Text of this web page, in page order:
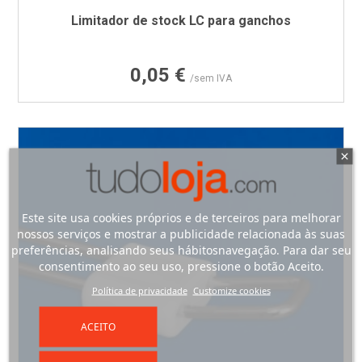
Limitador de stock LC para ganchos
Preço
0,05 € /sem IVA
Este site usa cookies próprios e de terceiros para melhorar
nossos serviços e mostrar a publicidade relacionada às suas
preferências, analisando seus hábitosnavegação. Para dar seu
consentimento ao seu uso, pressione o botão Aceito.
Política de privacidade Customize cookies
ACEITO